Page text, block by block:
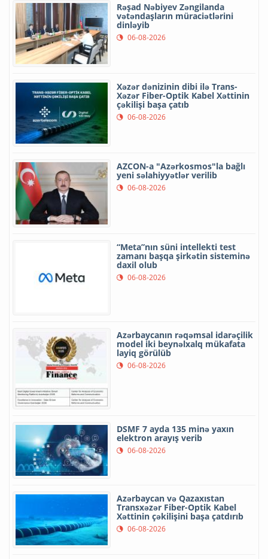
Rəşad Nəbiyev Zəngilanda
vətəndaşların müraciətlərini
dinləyib
06-08-2026
Xəzər dənizinin dibi ilə Trans-
Xəzər Fiber-Optik Kabel Xəttinin
çəkilişi başa çatıb
06-08-2026
AZCON-a "Azərkosmos"la bağlı
yeni səlahiyyətlər verilib
06-08-2026
“Meta”nın süni intellekti test
zamanı başqa şirkətin sisteminə
daxil olub
06-08-2026
Azərbaycanın rəqəmsal idarəçilik
model iki beynəlxalq mükafata
layiq görülüb
06-08-2026
DSMF 7 ayda 135 minə yaxın
elektron arayış verib
06-08-2026
Azərbaycan və Qazaxıstan
Transxəzər Fiber-Optik Kabel
Xəttinin çəkilişini başa çatdırıb
06-08-2026